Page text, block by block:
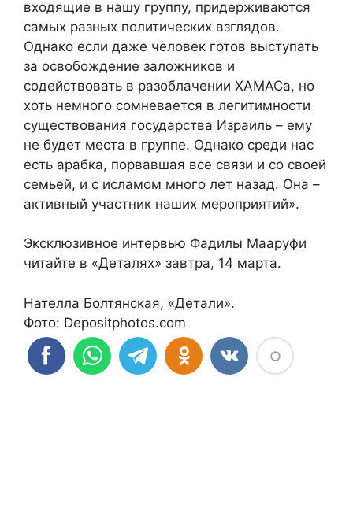
входящие в нашу группу, придерживаются
самых разных политических взглядов.
Однако если даже человек готов выступать
за освобождение заложников и
содействовать в разоблачении ХАМАСа, но
хоть немного сомневается в легитимности
существования государства Израиль – ему
не будет места в группе. Однако среди нас
есть арабка, порвавшая все связи и со своей
семьей, и с исламом много лет назад. Она –
активный участник наших мероприятий».
Эксклюзивное интервью Фадилы Мааруфи
читайте в «Деталях» завтра, 14 марта.
Нателла Болтянская, «Детали».
Фото: Depositphotos.com